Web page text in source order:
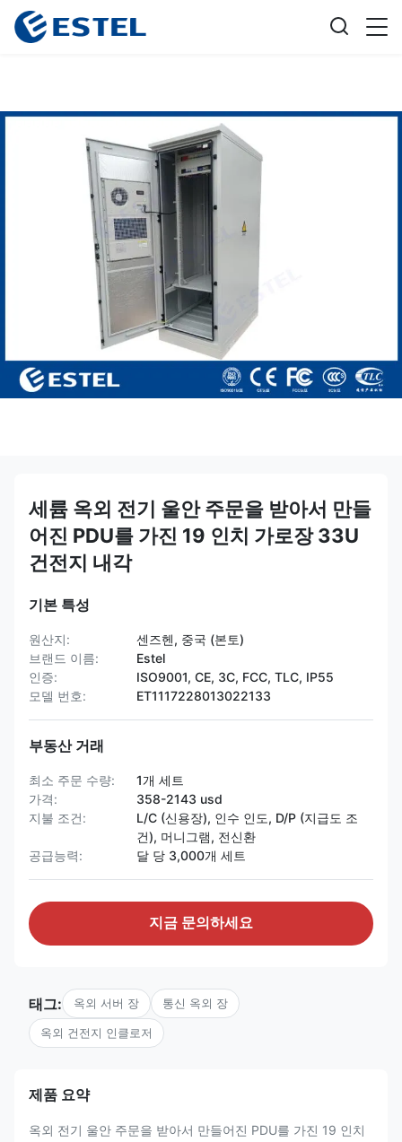
세륨 옥외 전기 울안 주문을 받아서 만들
어진 PDU를 가진 19 인치 가로장 33U
건전지 내각
기본 특성
원산지:
센즈헨, 중국 (본토)
브랜드 이름:
Estel
인증:
ISO9001, CE, 3C, FCC, TLC, IP55
모델 번호:
ET1117228013022133
부동산 거래
최소 주문 수량:
1개 세트
가격:
358-2143 usd
지불 조건:
L/C (신용장), 인수 인도, D/P (지급도 조
건), 머니그램, 전신환
공급능력:
달 당 3,000개 세트
지금 문의하세요
태그: 옥외 서버 장 통신 옥외 장
옥외 건전지 ​​인클로저
제품 요약
옥외 전기 울안 주문을 받아서 만들어진 PDU를 가진 19 인치